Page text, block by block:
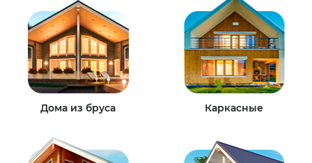
Дома из бруса Каркасные